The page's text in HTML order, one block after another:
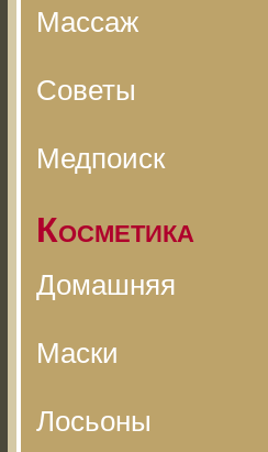
Массаж
Советы
Медпоиск
Косметика
Домашняя
Маски
Лосьоны